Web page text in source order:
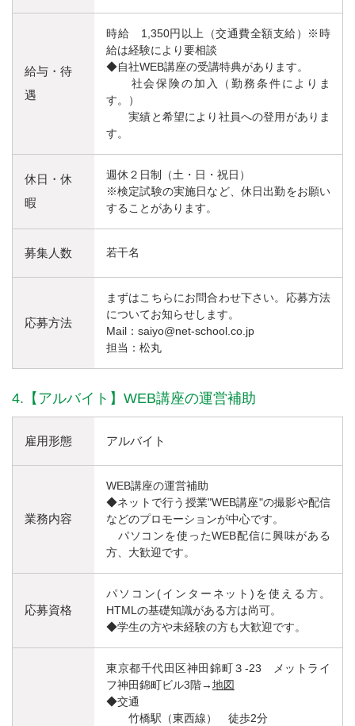
給与・待
遇
時給 1,350円以上（交通費全額支給）※時
給は経験により要相談
◆自社WEB講座の受講特典があります。
社会保険の加入（勤務条件によりま
す。）
実績と希望により社員への登用がありま
す。
休日・休
暇
週休２日制（土・日・祝日）
※検定試験の実施日など、休日出勤をお願い
することがあります。
募集人数 若干名
応募方法
まずはこちらにお問合わせ下さい。応募方法
についてお知らせします。
Mail：saiyo@net-school.co.jp
担当：松丸
4.【アルバイト】WEB講座の運営補助
雇用形態 アルバイト
業務内容
WEB講座の運営補助
◆ネットで行う授業"WEB講座"の撮影や配信
などのプロモーションが中心です。
パソコンを使ったWEB配信に興味がある
方、大歓迎です。
応募資格
パソコン(インターネット)を使える方。
HTMLの基礎知識がある方は尚可。
◆学生の方や未経験の方も大歓迎です。
東京都千代田区神田錦町３-23 メットライ
フ神田錦町ビル3階→地図
◆交通
竹橋駅（東西線） 徒歩2分